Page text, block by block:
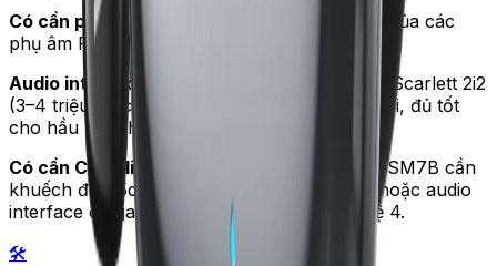
Có cần pop filter không?
Có — giảm âm bật của các
phụ âm P, B, T. Pop filter giá 100–200k là đủ.
Audio interface nào tốt cho XLR?
Focusrite Scarlett 2i2
(3–4 triệu) là chuẩn vàng cho podcast 2 người, đủ tốt
cho hầu hết nhu cầu.
Có cần Cloudlifter cho Shure SM7B?
Có — SM7B cần
khuếch đại 25dB. Cloudlifter CL-1 (1,5 triệu) hoặc audio
interface có gain cao như Scarlett 2i2 thế hệ 4.
🛠️